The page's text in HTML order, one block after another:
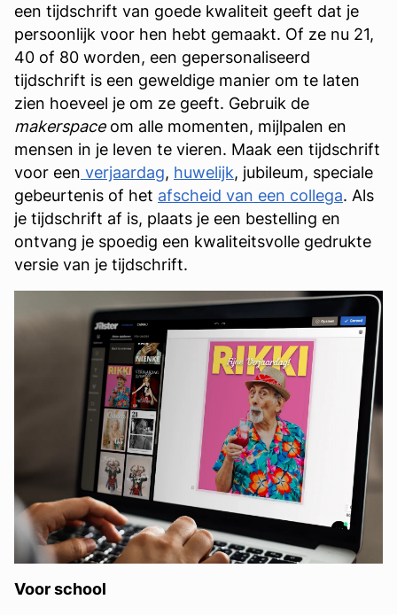
een tijdschrift van goede kwaliteit geeft dat je
persoonlijk voor hen hebt gemaakt. Of ze nu 21,
40 of 80 worden, een gepersonaliseerd
tijdschrift is een geweldige manier om te laten
zien hoeveel je om ze geeft. Gebruik de
makerspaceom alle momenten, mijlpalen en
mensen in je leven te vieren. Maak een tijdschrift
voor een verjaardag, huwelijk, jubileum, speciale
gebeurtenis of het afscheid van een collega. Als
je tijdschrift af is, plaats je een bestelling en
ontvang je spoedig een kwaliteitsvolle gedrukte
versie van je tijdschrift.
Voor school